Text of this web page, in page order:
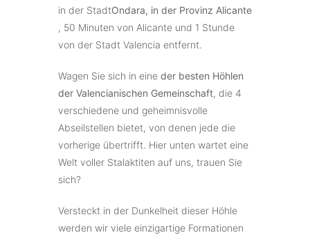
in der StadtOndara, in der Provinz Alicante
, 50 Minuten von Alicante und 1 Stunde
von der Stadt Valencia entfernt.
Wagen Sie sich in eine der besten Höhlen
der Valencianischen Gemeinschaft, die 4
verschiedene und geheimnisvolle
Abseilstellen bietet, von denen jede die
vorherige übertrifft. Hier unten wartet eine
Welt voller Stalaktiten auf uns, trauen Sie
sich?
Versteckt in der Dunkelheit dieser Höhle
werden wir viele einzigartige Formationen